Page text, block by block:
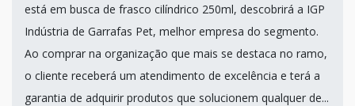
está em busca de frasco cilíndrico 250ml, descobrirá a IGP
Indústria de Garrafas Pet, melhor empresa do segmento.
Ao comprar na organização que mais se destaca no ramo,
o cliente receberá um atendimento de excelência e terá a
garantia de adquirir produtos que solucionem qualquer de...